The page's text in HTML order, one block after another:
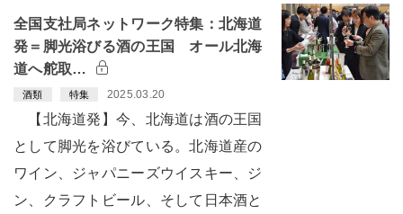
全国支社局ネットワーク特集：北海道
発＝脚光浴びる酒の王国 オール北海
道へ舵取…
酒類 特集 2025.03.20
【北海道発】今、北海道は酒の王国
として脚光を浴びている。北海道産の
ワイン、ジャパニーズウイスキー、ジ
ン、クラフトビール、そして日本酒と